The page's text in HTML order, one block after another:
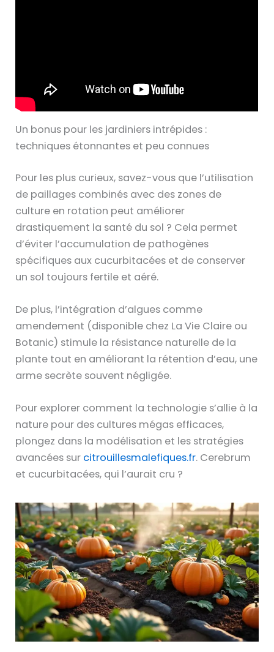
Un bonus pour les jardiniers intrépides :
techniques étonnantes et peu connues
Pour les plus curieux, savez-vous que l’utilisation
de paillages combinés avec des zones de
culture en rotation peut améliorer
drastiquement la santé du sol ? Cela permet
d’éviter l’accumulation de pathogènes
spécifiques aux cucurbitacées et de conserver
un sol toujours fertile et aéré.
De plus, l’intégration d’algues comme
amendement (disponible chez La Vie Claire ou
Botanic) stimule la résistance naturelle de la
plante tout en améliorant la rétention d’eau, une
arme secrète souvent négligée.
Pour explorer comment la technologie s’allie à la
nature pour des cultures mégas efficaces,
plongez dans la modélisation et les stratégies
avancées sur citrouillesmalefiques.fr. Cerebrum
et cucurbitacées, qui l’aurait cru ?